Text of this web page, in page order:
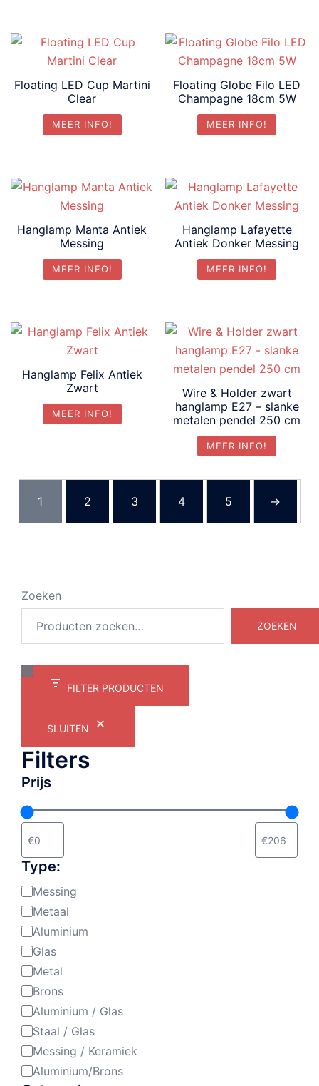
Floating LED Cup Martini
Clear
MEER INFO!
Floating Globe Filo LED
Champagne 18cm 5W
MEER INFO!
Hanglamp Manta Antiek
Messing
MEER INFO!
Hanglamp Lafayette
Antiek Donker Messing
MEER INFO!
Hanglamp Felix Antiek
Zwart
MEER INFO!
Wire & Holder zwart
hanglamp E27 – slanke
metalen pendel 250 cm
MEER INFO!
1 2 3 4 5 →
Zoeken
ZOEKEN
FILTER PRODUCTEN
SLUITEN
Filters
Prijs
Type:
Materiaal:
Messing
Metaal
Aluminium
Glas
Metal
Brons
Aluminium / Glas
Staal / Glas
Messing / Keramiek
Aluminium/Brons